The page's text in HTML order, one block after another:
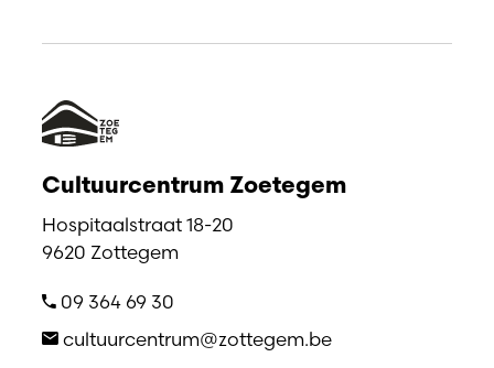
Cultuurcentrum Zoetegem
Hospitaalstraat 18-20
9620 Zottegem
09 364 69 30
cultuurcentrum@zottegem.be